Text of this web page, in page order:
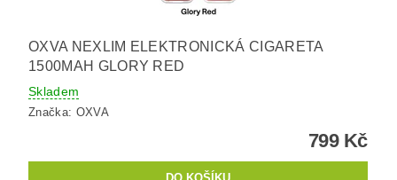
OXVA NEXLIM ELEKTRONICKÁ CIGARETA
1500MAH GLORY RED
Skladem
Značka: OXVA
799 Kč